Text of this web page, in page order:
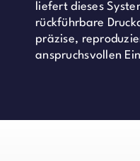
liefert dieses
rückführbare
präzise,
anspruchsvollen